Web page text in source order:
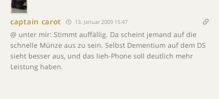
captain carot 13. Januar 2009 15:47
@ unter mir: Stimmt auffällig. Da scheint jemand auf die
schnelle Münze aus zu sein. Selbst Dementium auf dem DS
sieht besser aus, und das Iieh-Phone soll deutlich mehr
Leistung haben.